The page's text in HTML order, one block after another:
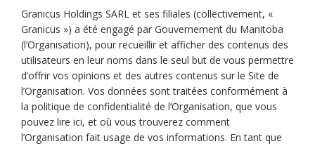
Granicus Holdings SARL et ses filiales (collectivement, «
Granicus ») a été engagé par Gouvernement du Manitoba
(l’Organisation), pour recueillir et afficher des contenus des
utilisateurs en leur noms dans le seul but de vous permettre
d’offrir vos opinions et des autres contenus sur le Site de
l’Organisation. Vos données sont traitées conformément à
la politique de confidentialité de l’Organisation, que vous
pouvez lire ici, et où vous trouverez comment
l’Organisation fait usage de vos informations. En tant que